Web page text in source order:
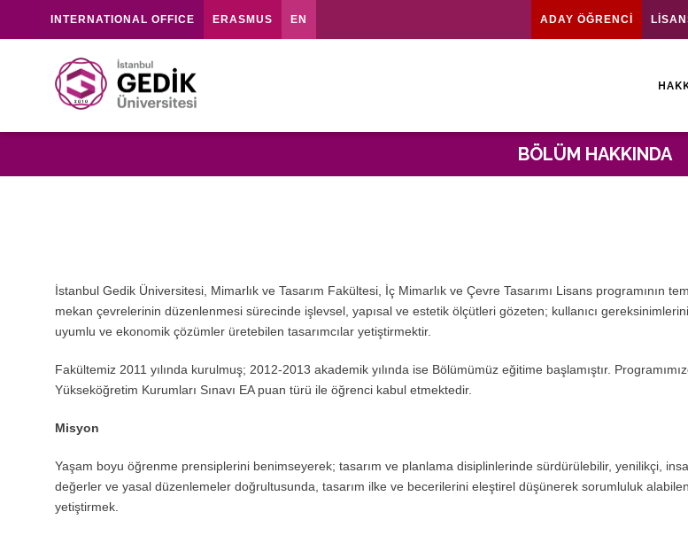
INTERNATIONAL OFFICE ERASMUS EN ADAY ÖĞRENCİ
BÖLÜM HAKKINDA
İstanbul Gedik Üniversitesi, Mimarlık ve Tasarım Fakültesi, İç Mimarlık ve Çevre Tasarımı Lisans programının
mekan çevrelerinin düzenlenmesi sürecinde işlevsel, yapısal ve estetik ölçütleri gözeten; kullanıcı
uyumlu ve ekonomik çözümler üretebilen tasarımcılar yetiştirmektir.
Fakültemiz 2011 yılında kurulmuş; 2012-2013 akademik yılında ise Bölümümüz eğitime başlamıştır.
Yükseköğretim Kurumları Sınavı EA puan türü ile öğrenci kabul etmektedir.
Misyon
Yaşam boyu öğrenme prensiplerini benimseyerek; tasarım ve planlama disiplinlerinde sürdürülebilir, yenilikçi,
değerler ve yasal düzenlemeler doğrultusunda, tasarım ilke ve becerilerini eleştirel düşünerek sorumluluk
yetiştirmek.